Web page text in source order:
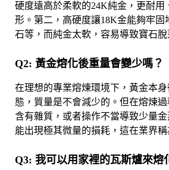
硬度遠高於柔軟的24K純金，更耐用
形。第二，高硬度讓18K金能夠牢固
石等，而純金太軟，容易導致寶石脫
Q2: 黃金熔化後重量會變少嗎？
在理想的專業熔煉環境下，黃金本
態，質量是不會減少的。但在熔煉
含有雜質，或者操作不當導致少量
能出現極其微量的損耗，這在業界稱
Q3: 我可以用家裡的瓦斯爐來熔